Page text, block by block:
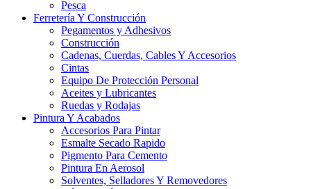
Pesca
Ferretería Y Construcción
Pegamentos y Adhesivos
Construcción
Cadenas, Cuerdas, Cables Y Accesorios
Cintas
Equipo De Protección Personal
Aceites y Lubricantes
Ruedas y Rodajas
Pintura Y Acabados
Accesorios Para Pintar
Esmalte Secado Rapido
Pigmento Para Cemento
Pintura En Aerosol
Solventes, Selladores Y Removedores